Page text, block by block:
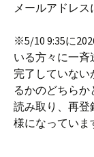
メールアドレス
※5/10 9:35に
いる方々に一
完了していな
るかのどちら
読み取り、再登
様になっていま